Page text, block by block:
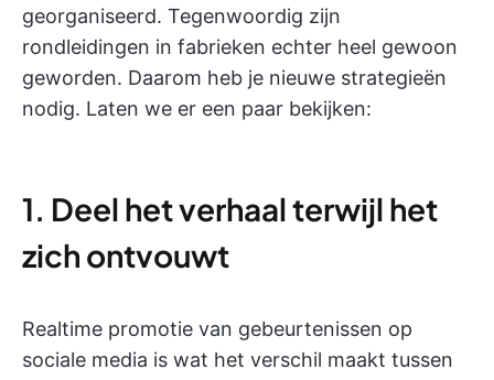
georganiseerd. Tegenwoordig zijn
rondleidingen in fabrieken echter heel gewoon
geworden. Daarom heb je nieuwe strategieën
nodig. Laten we er een paar bekijken:
1. Deel het verhaal terwijl het
zich ontvouwt
Realtime promotie van gebeurtenissen op
sociale media is wat het verschil maakt tussen